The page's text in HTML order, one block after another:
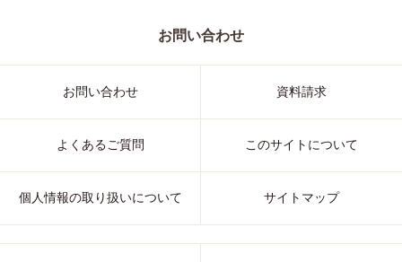
お問い合わせ
お問い合わせ 資料請求
よくあるご質問 このサイトについて
個人情報の取り扱いについて サイトマップ